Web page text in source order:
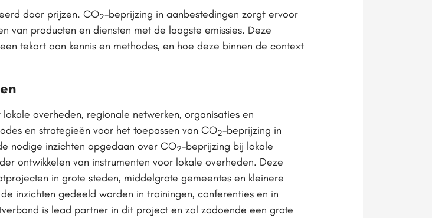
door prijzen. CO2-beprijzing in aanbestedingen zorgt ervoor
producten en diensten met de laagste emissies. Deze
tekort aan kennis en methodes, en hoe deze binnen de context
overheden, regionale netwerken, organisaties en
en strategieën voor het toepassen van CO2-beprijzing in
nodige inzichten opgedaan over CO2-beprijzing bij lokale
ontwikkelen van instrumenten voor lokale overheden. Deze
in grote steden, middelgrote gemeentes en kleinere
inzichten gedeeld worden in trainingen, conferenties en in
is lead partner in dit project en zal zodoende een grote